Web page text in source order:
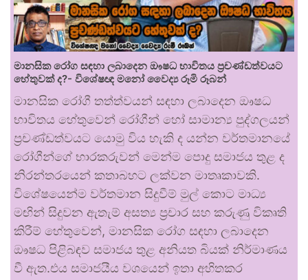
මානසික රෝග සඳහා ලබාදෙන ඖෂධ භාවිතය ප්‍රචණ්ඩත්වයට
හේතුවක් ද?- විශේෂඥ මනෝ වෛද්‍ය රූමි රූබන්
මානසික රෝගී තත්ත්වයන් සඳහා ලබාදෙන ඖෂධ
භාවිතය හේතුවෙන් රෝගීන් හෝ සාමාන්‍ය පුද්ගලයන්
ප්‍රචණ්ඩත්වයට යොමු විය හැකි ද යන්න වර්තමානයේ
රෝගීන්ගේ භාරකරුවන් මෙන්ම පොදු සමාජය තුළ ද
නිරන්තරයෙන් කතාබහට ලක්වන මාතෘකාවකි.
විශේෂයෙන්ම වර්තමාන සිදුවීම් මුල් කොට මාධ්‍ය
මඟින් සිදුවන ඇතැම් අසත්‍ය ප්‍රචාර සහ කරුණු විකෘති
කිරීම් හේතුවෙන්, මානසික රෝග සඳහා ලබාදෙන
ඖෂධ පිළිබඳව සමාජය තුළ අනියත බියක් නිර්මාණය
වී ඇත.එය සමාජයීය වශයෙන් ඉතා අහිතකර